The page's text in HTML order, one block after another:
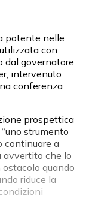
potente nelle
con
dal governatore
intervenuto
conferenza
prospettica
strumento
continuare a
avvertito che lo
quando
riduce la